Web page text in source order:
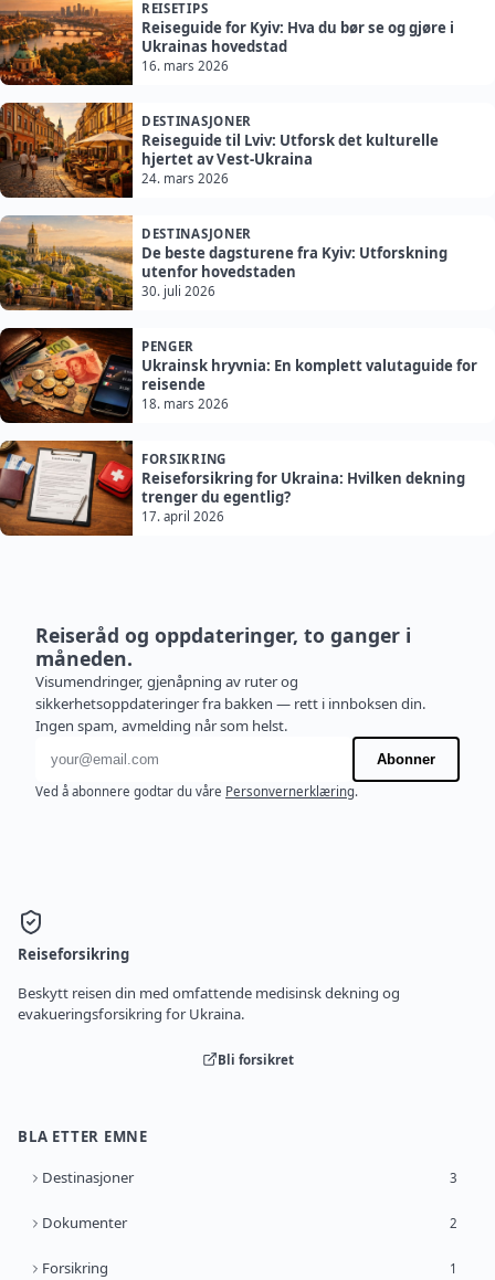
REISETIPS
Reiseguide for Kyiv: Hva du bør se og gjøre i
Ukrainas hovedstad
16. mars 2026
DESTINASJONER
Reiseguide til Lviv: Utforsk det kulturelle
hjertet av Vest-Ukraina
24. mars 2026
DESTINASJONER
De beste dagsturene fra Kyiv: Utforskning
utenfor hovedstaden
30. juli 2026
PENGER
Ukrainsk hryvnia: En komplett valutaguide for
reisende
18. mars 2026
FORSIKRING
Reiseforsikring for Ukraina: Hvilken dekning
trenger du egentlig?
17. april 2026
Reiseråd og oppdateringer, to ganger i
måneden.
Visumendringer, gjenåpning av ruter og
sikkerhetsoppdateringer fra bakken — rett i innboksen din.
Ingen spam, avmelding når som helst.
E-postadresse
Abonner
Ved å abonnere godtar du våre Personvernerklæring.
Reiseforsikring
Beskytt reisen din med omfattende medisinsk dekning og
evakueringsforsikring for Ukraina.
Bli forsikret
BLA ETTER EMNE
Destinasjoner 3
Dokumenter 2
Forsikring 1